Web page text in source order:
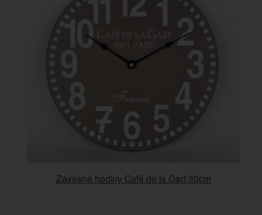
Závěsné hodiny Café de la Garf 30cm